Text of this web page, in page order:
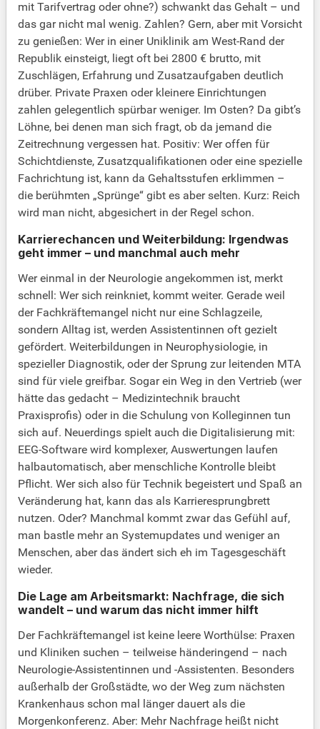
mit Tarifvertrag oder ohne?) schwankt das Gehalt – und
das gar nicht mal wenig. Zahlen? Gern, aber mit Vorsicht
zu genießen: Wer in einer Uniklinik am West-Rand der
Republik einsteigt, liegt oft bei 2800 € brutto, mit
Zuschlägen, Erfahrung und Zusatzaufgaben deutlich
drüber. Private Praxen oder kleinere Einrichtungen
zahlen gelegentlich spürbar weniger. Im Osten? Da gibt’s
Löhne, bei denen man sich fragt, ob da jemand die
Zeitrechnung vergessen hat. Positiv: Wer offen für
Schichtdienste, Zusatzqualifikationen oder eine spezielle
Fachrichtung ist, kann da Gehaltsstufen erklimmen –
die berühmten „Sprünge“ gibt es aber selten. Kurz: Reich
wird man nicht, abgesichert in der Regel schon.
Karrierechancen und Weiterbildung: Irgendwas
geht immer – und manchmal auch mehr
Wer einmal in der Neurologie angekommen ist, merkt
schnell: Wer sich reinkniet, kommt weiter. Gerade weil
der Fachkräftemangel nicht nur eine Schlagzeile,
sondern Alltag ist, werden Assistentinnen oft gezielt
gefördert. Weiterbildungen in Neurophysiologie, in
spezieller Diagnostik, oder der Sprung zur leitenden MTA
sind für viele greifbar. Sogar ein Weg in den Vertrieb (wer
hätte das gedacht – Medizintechnik braucht
Praxisprofis) oder in die Schulung von Kolleginnen tun
sich auf. Neuerdings spielt auch die Digitalisierung mit:
EEG-Software wird komplexer, Auswertungen laufen
halbautomatisch, aber menschliche Kontrolle bleibt
Pflicht. Wer sich also für Technik begeistert und Spaß an
Veränderung hat, kann das als Karrieresprungbrett
nutzen. Oder? Manchmal kommt zwar das Gefühl auf,
man bastle mehr an Systemupdates und weniger an
Menschen, aber das ändert sich eh im Tagesgeschäft
wieder.
Die Lage am Arbeitsmarkt: Nachfrage, die sich
wandelt – und warum das nicht immer hilft
Der Fachkräftemangel ist keine leere Worthülse: Praxen
und Kliniken suchen – teilweise händeringend – nach
Neurologie-Assistentinnen und -Assistenten. Besonders
außerhalb der Großstädte, wo der Weg zum nächsten
Krankenhaus schon mal länger dauert als die
Morgenkonferenz. Aber: Mehr Nachfrage heißt nicht